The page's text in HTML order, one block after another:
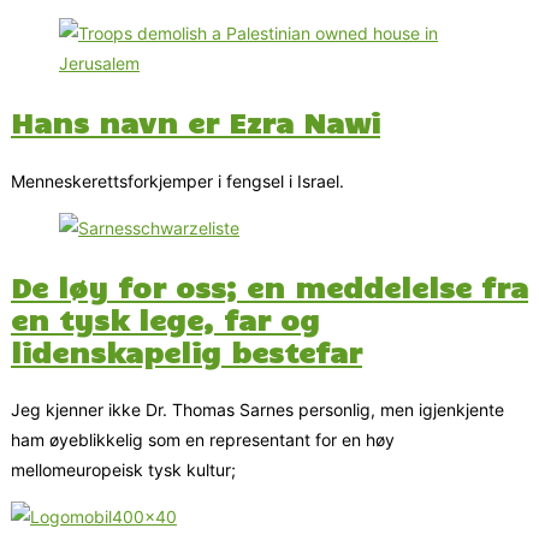
Hans navn er Ezra Nawi
Menneskerettsforkjemper i fengsel i Israel.
De løy for oss; en meddelelse fra
en tysk lege, far og
lidenskapelig bestefar
Jeg kjenner ikke Dr. Thomas Sarnes personlig, men igjenkjente
ham øyeblikkelig som en representant for en høy
mellomeuropeisk tysk kultur;